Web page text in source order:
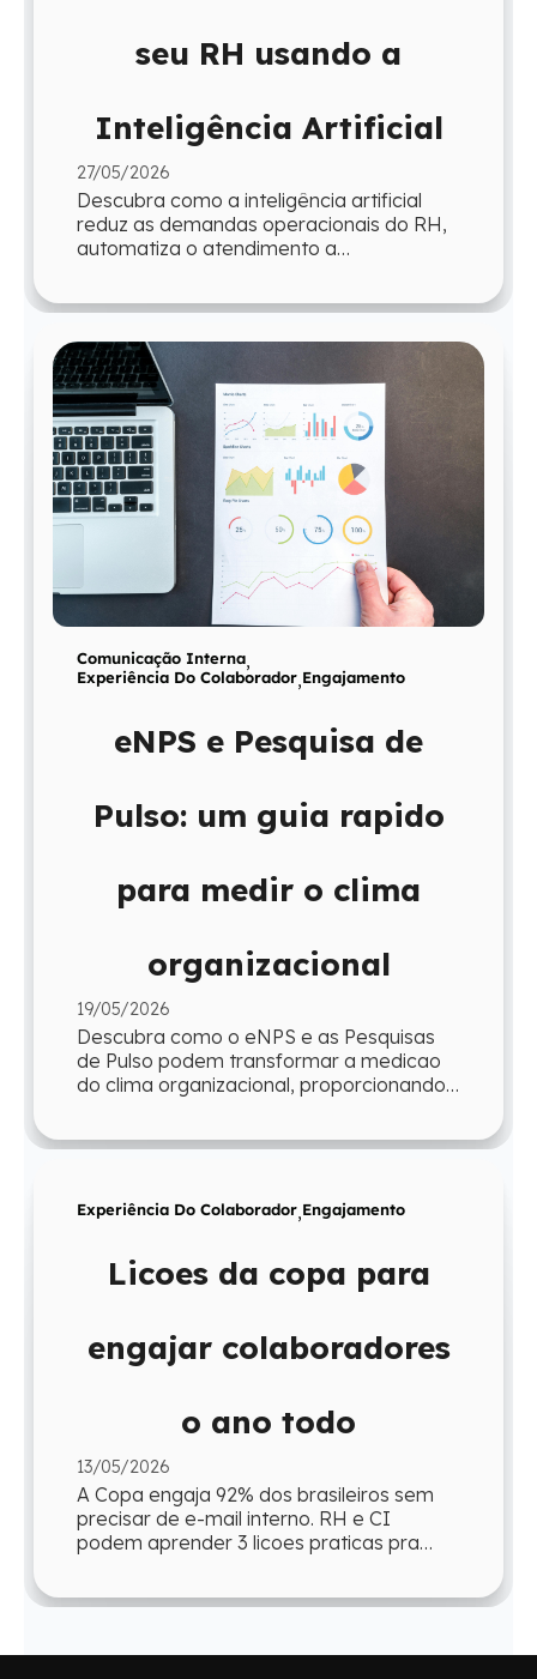
seu RH usando a
Inteligência Artificial
27/05/2026
Descubra como a inteligência artificial
reduz as demandas operacionais do RH,
automatiza o atendimento a
Comunicação Interna,
Experiência Do Colaborador,Engajamento
eNPS e Pesquisa de
Pulso: um guia rapido
para medir o clima
organizacional
19/05/2026
Descubra como o eNPS e as Pesquisas
de Pulso podem transformar a medicao
do clima organizacional, proporcionando
Experiência Do Colaborador,Engajamento
Licoes da copa para
engajar colaboradores
o ano todo
13/05/2026
A Copa engaja 92% dos brasileiros sem
precisar de e-mail interno. RH e CI
podem aprender 3 licoes praticas pra